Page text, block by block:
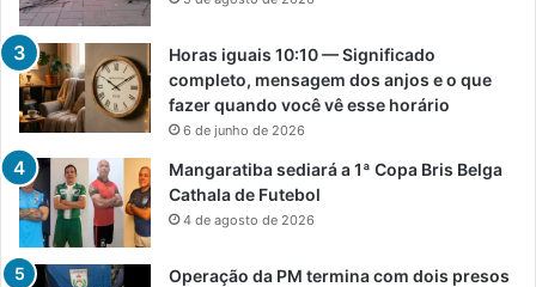
Horas iguais 10:10 — Significado
completo, mensagem dos anjos e o que
fazer quando você vê esse horário
6 de junho de 2026
Mangaratiba sediará a 1ª Copa Bris Belga
Cathala de Futebol
4 de agosto de 2026
Operação da PM termina com dois presos